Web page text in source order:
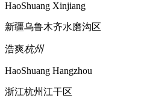
HaoShuang Xinjiang
新疆乌鲁木齐水磨沟区
浩爽杭州
HaoShuang Hangzhou
浙江杭州江干区